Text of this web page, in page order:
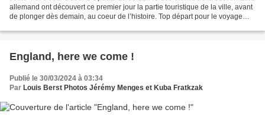
allemand ont découvert ce premier jour la partie touristique de la ville, avant
de plonger dès demain, au coeur de l’histoire. Top départ pour le voyage
England, here we come !
Publié le 30/03/2024 à 03:34
Par Louis Berst Photos Jérémy Menges et Kuba Fratkzak